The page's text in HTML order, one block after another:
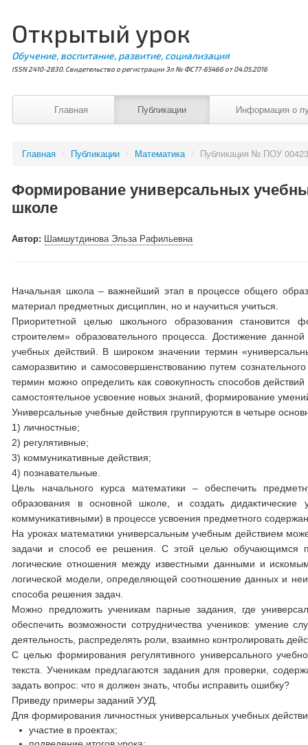
Открытый урок
Обучение, воспитание, развитие, социализация
ISSN 2410-2830. Свидетельство о регистрации Эл № ФС77-65466 от 04.05.2016
Главная Публикации Информация о
Главная / Публикации / Математика / Публикация № ПОУ
Формирование универсальных
школе
Автор: Шамшутдинова Эльза Рафильевна
Начальная школа – важнейший этап в процессе общего
материал предметных дисциплин, но и научиться учиться.
Приоритетной целью школьного образования
строителем» образовательного процесса. Достижение
учебных действий. В широком значении термин
саморазвитию и самосовершенствованию путем
термин можно определить как совокупность способов
самостоятельное усвоение новых знаний, формирование
Универсальные учебные действия группируются в четыре
1) личностные;
2) регулятивные;
3) коммуникативные действия;
4) познавательные.
Цель начального курса математики – обеспечить
образования в основной школе, и создать
коммуникативными) в процессе усвоения предметного
На уроках математики универсальным учебным действием
задачи и способ ее решения. С этой целью обучающимся
логические отношения между известными данными и
логической модели, определяющей соотношение данных и
способа решения задач.
Можно предложить ученикам парные задания, где
обеспечить возможности сотрудничества учеников: умение
деятельность, распределять роли, взаимно контролировать
С целью формирования регулятивного универсального
текста. Ученикам предлагаются задания для проверки,
задать вопрос: что я должен знать, чтобы исправить ошибку?
Приведу примеры заданий УУД.
Для формирования личностных универсальных учебных
участие в проектах;